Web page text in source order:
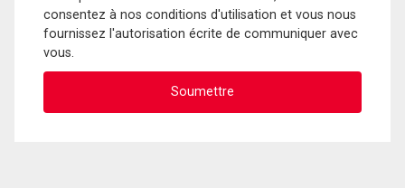
consentez à nos conditions d'utilisation et vous nous
fournissez l'autorisation écrite de communiquer avec
vous.